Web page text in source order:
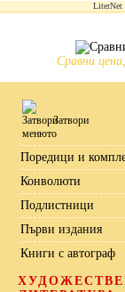
LiterNet
Сравни
Затвори
Поредици и
Конволюти
Подлистници
Първи издания
Книги с автограф